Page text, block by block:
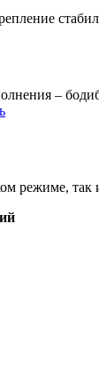
–
режиме,